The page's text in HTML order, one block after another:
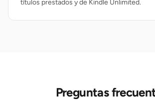
títulos prestados y de Kindle Unlimited.
Preguntas